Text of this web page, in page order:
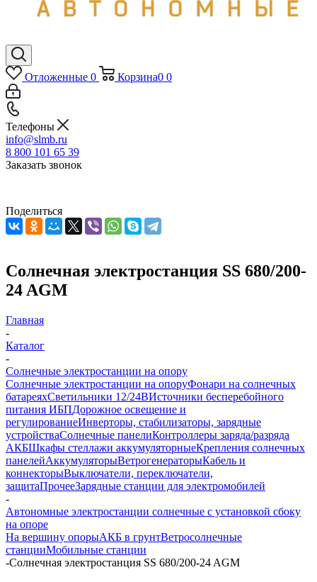
Отложенные 0 Корзина0 0
Телефоны
info@slmb.ru
8 800 101 65 39
Заказать звонок
Поделиться
Солнечная электростанция SS 680/200-
24 AGM
Главная
-
Каталог
-
Солнечные электростанции на опору
Солнечные электростанции на опоруФонари на солнечных
батареяхСветильники 12/24ВИсточники бесперебойного
питания ИБПДорожное освещение и
регулированиеИнверторы, стабилизаторы, зарядные
устройстваСолнечные панелиКонтроллеры заряда/разряда
АКБШкафы стеллажи аккумуляторныеКрепления солнечных
панелейАккумуляторыВетрогенераторыКабель и
коннекторыВыключатели, переключатели,
защитаПрочееЗарядные станции для электромобилей
-
Автономные электростанции солнечные с установкой сбоку
на опоре
На вершину опорыАКБ в грунтВетросолнечные
станцииМобильные станции
-Солнечная электростанция SS 680/200-24 AGM